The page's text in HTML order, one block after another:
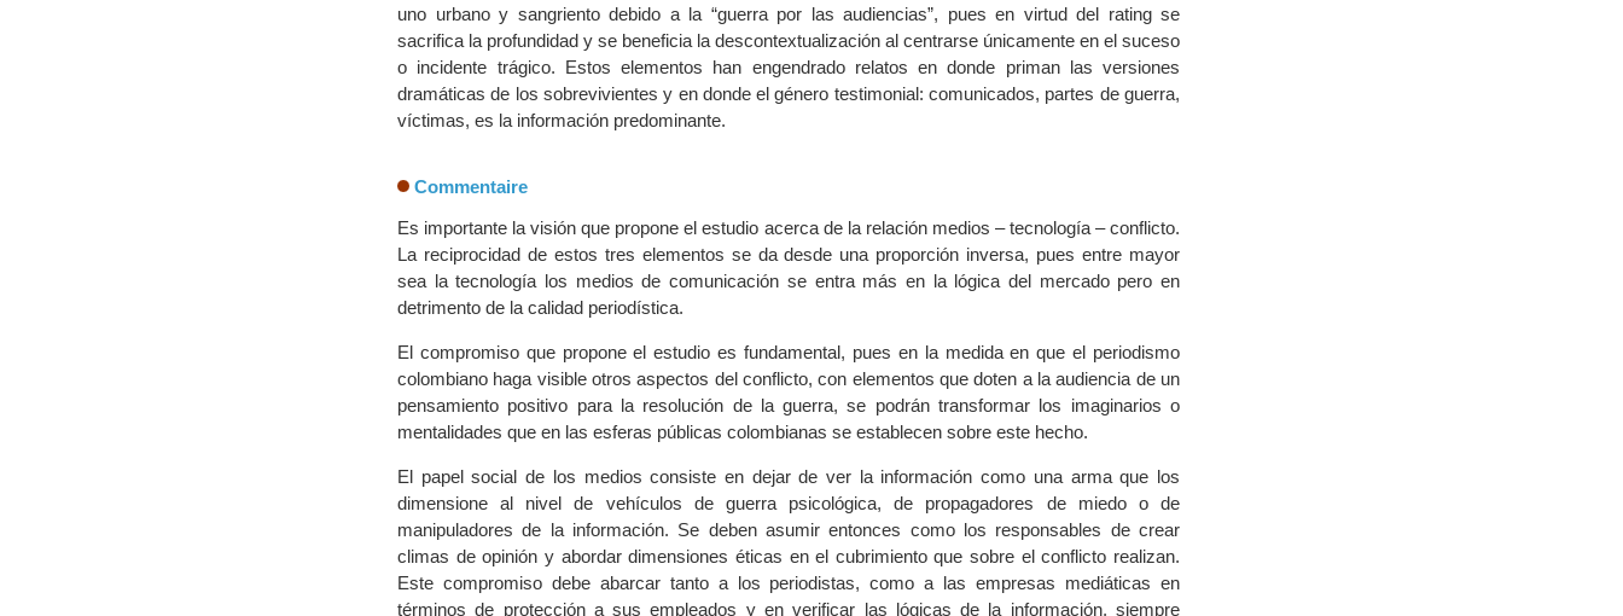
uno urbano y sangriento debido a la “guerra por las audiencias”, pues en virtud del rating se
sacrifica la profundidad y se beneficia la descontextualización al centrarse únicamente en el suceso
o incidente trágico. Estos elementos han engendrado relatos en donde priman las versiones
dramáticas de los sobrevivientes y en donde el género testimonial: comunicados, partes de guerra,
víctimas, es la información predominante.
Commentaire
Es importante la visión que propone el estudio acerca de la relación medios – tecnología – conflicto.
La reciprocidad de estos tres elementos se da desde una proporción inversa, pues entre mayor
sea la tecnología los medios de comunicación se entra más en la lógica del mercado pero en
detrimento de la calidad periodística.
El compromiso que propone el estudio es fundamental, pues en la medida en que el periodismo
colombiano haga visible otros aspectos del conflicto, con elementos que doten a la audiencia de un
pensamiento positivo para la resolución de la guerra, se podrán transformar los imaginarios o
mentalidades que en las esferas públicas colombianas se establecen sobre este hecho.
El papel social de los medios consiste en dejar de ver la información como una arma que los
dimensione al nivel de vehículos de guerra psicológica, de propagadores de miedo o de
manipuladores de la información. Se deben asumir entonces como los responsables de crear
climas de opinión y abordar dimensiones éticas en el cubrimiento que sobre el conflicto realizan.
Este compromiso debe abarcar tanto a los periodistas, como a las empresas mediáticas en
términos de protección a sus empleados y en verificar las lógicas de la información, siempre